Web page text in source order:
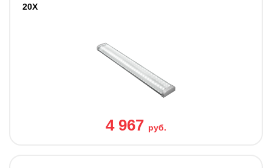
20Х
4 967 руб.